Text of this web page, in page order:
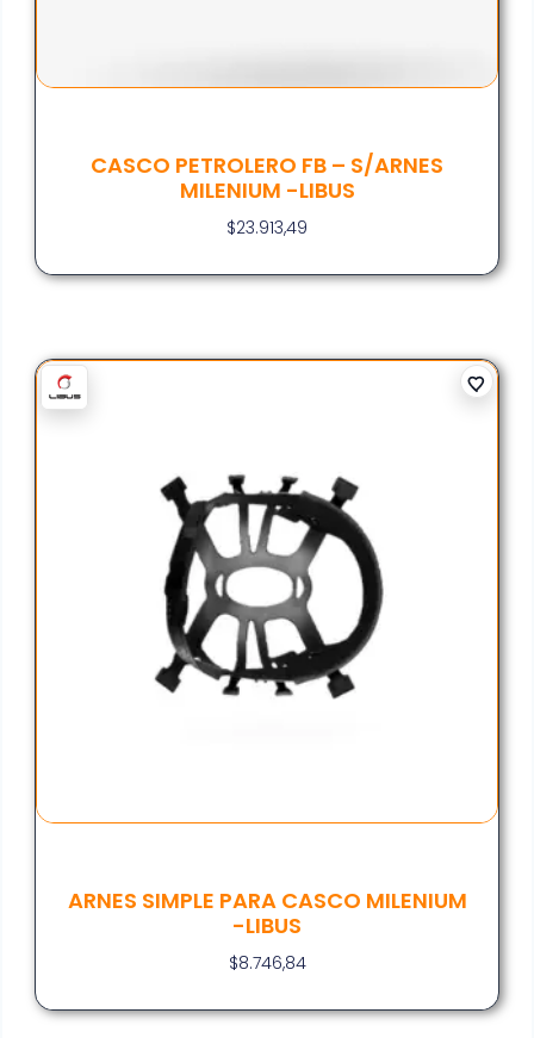
CASCO PETROLERO FB – S/ARNES
MILENIUM -LIBUS
$23.913,49
ARNES SIMPLE PARA CASCO MILENIUM
-LIBUS
$8.746,84